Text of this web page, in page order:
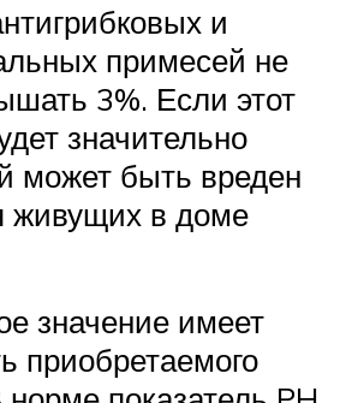
и
примесей не
3%. Если этот
значительно
может быть вреден
живущих в доме
значение имеет
приобретаемого